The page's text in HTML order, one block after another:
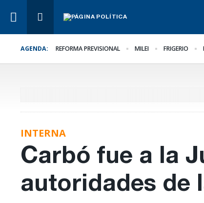
AGENDA: REFORMA PREVISIONAL MILEI FRIGERIO
aunque sea lo
INTERNA
Carbó fue a la
autoridades de